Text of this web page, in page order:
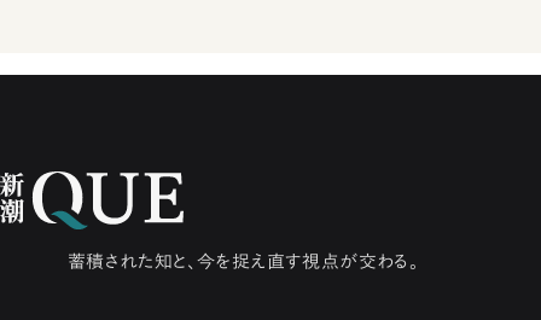
蓄積された知と、今を捉え直す視点が交わる。